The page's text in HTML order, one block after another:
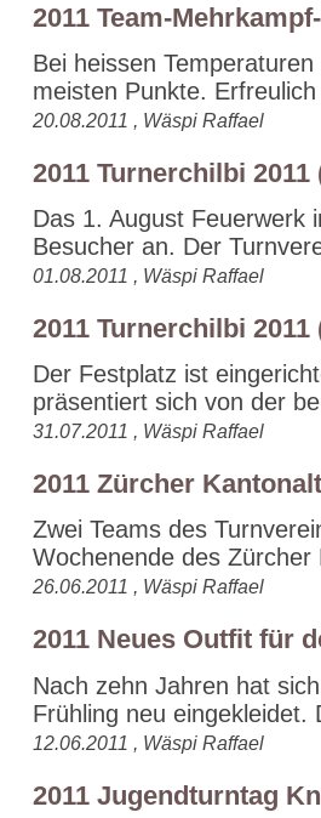
2011 Team-
Bei heissen
meisten Punkte.
20.08.2011 , Wäspi Raffael
2011 Turnerchilbi 2011
Das 1. August Feuerwerk
Besucher an. Der
01.08.2011 , Wäspi Raffael
2011 Turnerchilbi 2011
Der Festplatz ist
präsentiert sich von der
31.07.2011 , Wäspi Raffael
2011 Zürcher
Zwei Teams des
Wochenende des Zürcher
26.06.2011 , Wäspi Raffael
2011 Neues Outfit für
Nach zehn Jahren hat
Frühling neu eingekleidet.
12.06.2011 , Wäspi Raffael
2011 Jugendturntag